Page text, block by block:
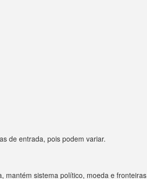
de entrada, pois podem variar.
mantém sistema político, moeda e fronteiras